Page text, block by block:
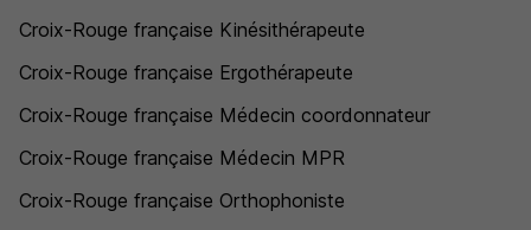
Croix-Rouge française Kinésithérapeute
Croix-Rouge française Ergothérapeute
Croix-Rouge française Médecin coordonnateur
Croix-Rouge française Médecin MPR
Croix-Rouge française Orthophoniste